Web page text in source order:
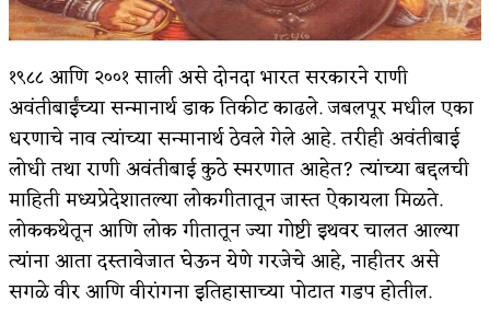
जोशी
डेंग्यू: ताप उतरला म्हणजे धोका टळला असे नाही!
४ जुलै – इतिहासात घडलेल्या महत्त्वाच्या घटना
सुवर्ण – झळाळी
‘अर्थ’पूर्ण हास्य
अष्टपैलू : खंडू रांगणेकर
अपूर्ण कथा
१९८८ आणि २००१ साली असे दोनदा भारत सरकारने राणी
अवंतीबाईंच्या सन्मानार्थ डाक तिकीट काढले. जबलपूर मधील एका
धरणाचे नाव त्यांच्या सन्मानार्थ ठेवले गेले आहे. तरीही अवंतीबाई
लोधी तथा राणी अवंतीबाई कुठे स्मरणात आहेत? त्यांच्या बद्दलची
माहिती मध्यप्रेदेशातल्या लोकगीतातून जास्त ऐकायला मिळते.
लोककथेतून आणि लोक गीतातून ज्या गोष्टी इथवर चालत आल्या
त्यांना आता दस्तावेजात घेऊन येणे गरजेचे आहे, नाहीतर असे
सगळे वीर आणि वीरांगना इतिहासाच्या पोटात गडप होतील.